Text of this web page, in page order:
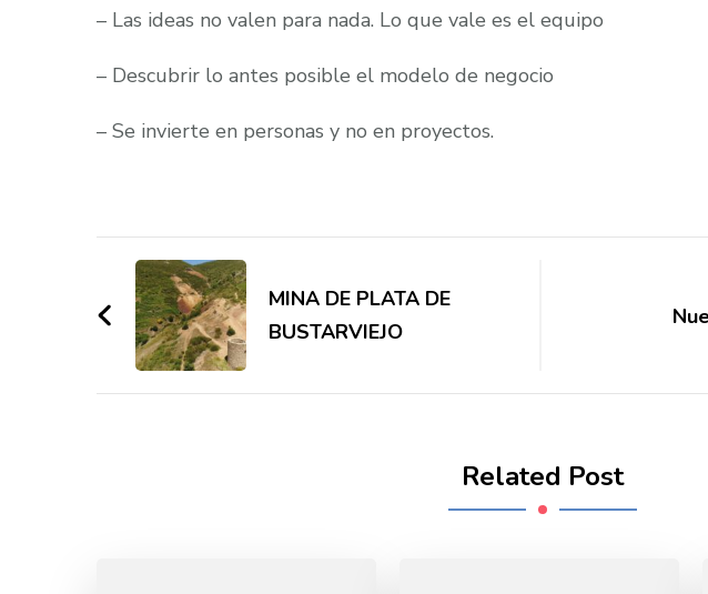
– Las ideas no valen para nada. Lo que vale es el equipo
– Descubrir lo antes posible el modelo de negocio
– Se invierte en personas y no en proyectos.
Post
NavigationMINA DE PLATA DE
BUSTARVIEJO
Related Post